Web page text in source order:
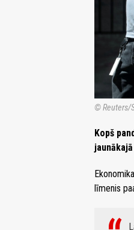
© Reuters/
Kopš
līmenis